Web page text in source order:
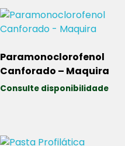
Paramonoclorofenol
Canforado – Maquira
Consulte disponibilidade